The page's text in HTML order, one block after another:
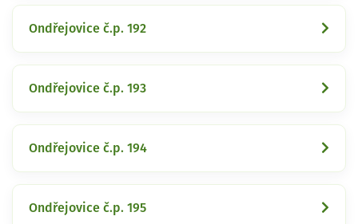
Ondřejovice č.p. 192
Ondřejovice č.p. 193
Ondřejovice č.p. 194
Ondřejovice č.p. 195